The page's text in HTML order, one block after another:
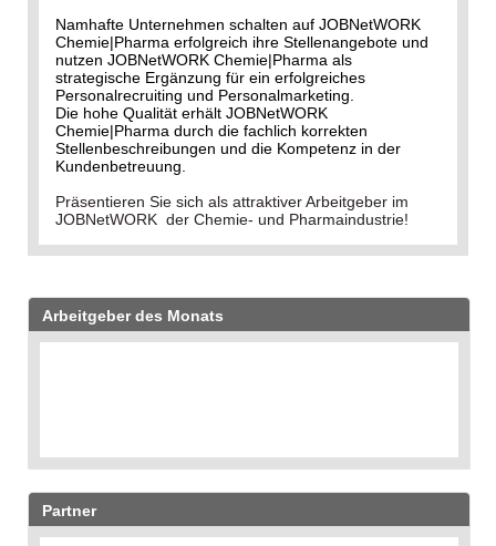
Namhafte Unternehmen schalten auf JOBNetWORK
Chemie|Pharma erfolgreich ihre Stellenangebote und
nutzen JOBNetWORK Chemie|Pharma als
strategische Ergänzung für ein erfolgreiches
Personalrecruiting und Personalmarketing.
Die hohe Qualität erhält JOBNetWORK
Chemie|Pharma durch die fachlich korrekten
Stellenbeschreibungen und die Kompetenz in der
Kundenbetreuung.
Präsentieren Sie sich als attraktiver Arbeitgeber im
JOBNetWORK der Chemie- und Pharmaindustrie!
Arbeitgeber des Monats
Partner